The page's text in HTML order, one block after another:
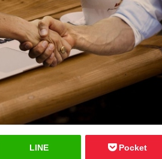
LINE Pocket